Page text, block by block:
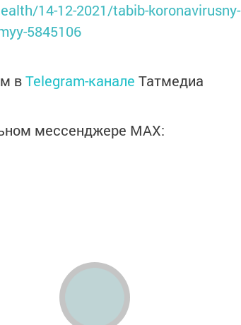
14-12-2021/tabib-koronavirusny-
5845106
вTelegram-канале Татмедиа
мессенджере MАХ: